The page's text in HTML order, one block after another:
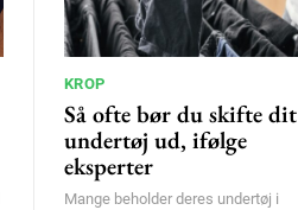
KROP
Så ofte bør du skifte dit
undertøj ud, ifølge
eksperter
Mange beholder deres undertøj i